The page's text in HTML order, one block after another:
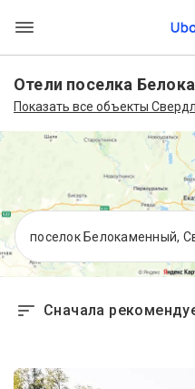
Отели поселка
Показать все объекты
Сначала